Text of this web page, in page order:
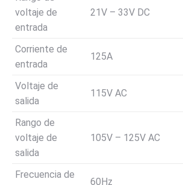
voltaje de
entrada
21V – 33V DC
Corriente de
entrada
125A
Voltaje de
salida
115V AC
Rango de
voltaje de
salida
105V – 125V AC
Frecuencia de
60Hz